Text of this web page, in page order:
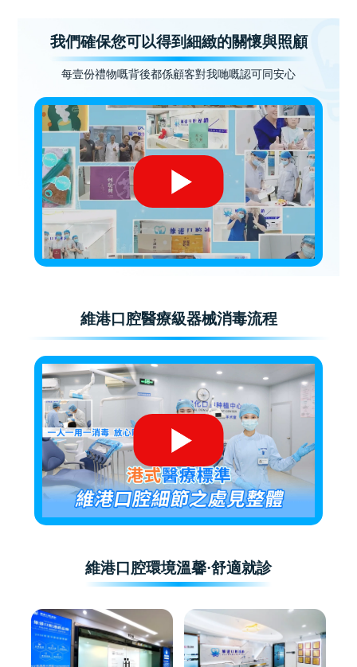
我們確保您可以得到細緻的關懷與照顧
每壹份禮物嘅背後都係顧客對我哋嘅認可同安心
維港口腔醫療級器械消毒流程
維港口腔環境溫馨·舒適就診